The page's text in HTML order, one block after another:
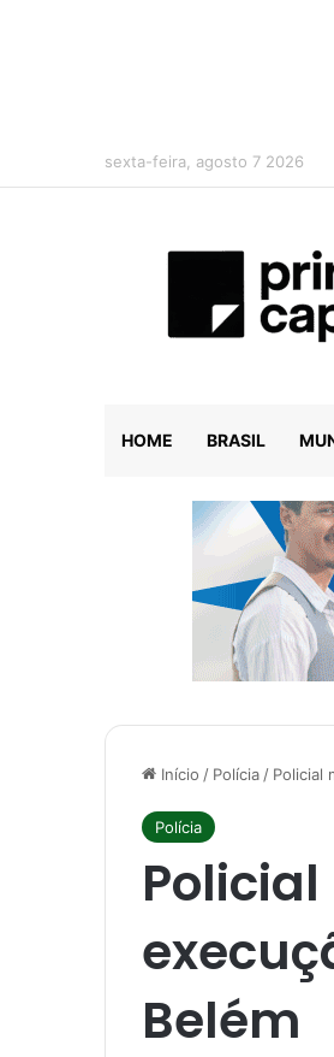
sexta-feira, agosto 7 2026
HOME BRASIL
Início / Polícia/ Policial
Polícia
Belém